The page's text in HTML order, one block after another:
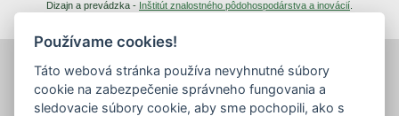
Dizajn a prevádzka - Inštitút znalostného pôdohospodárstva a inovácií
Používame cookies!
Táto webová stránka používa nevyhnutné súbory
cookie na zabezpečenie správneho fungovania a
sledovacie súbory cookie, aby sme pochopili, ako s